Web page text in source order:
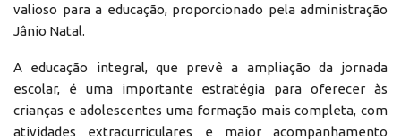
valioso para a educação, proporcionado pela administração
Jânio Natal.
A educação integral, que prevê a ampliação da jornada
escolar, é uma importante estratégia para oferecer às
crianças e adolescentes uma formação mais completa, com
atividades extracurriculares e maior acompanhamento